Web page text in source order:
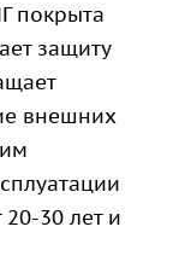
покрыта
защиту
внешних
30 лет и